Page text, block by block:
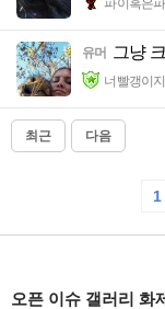
유머 그냥
너빨갱이지
최근 다음
1
오픈 이슈 갤러리 화